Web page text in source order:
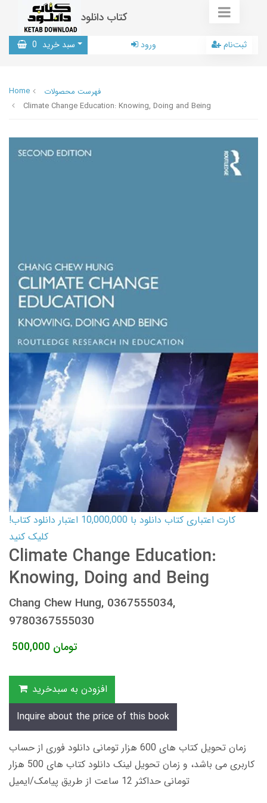
کتاب دانلود
سبد خرید 0 ورود ثبت‌نام
Home
فهرست محصولات
Climate Change Education: Knowing, Doing and Being
کارت اعتباری کتاب دانلود با 10,000,000 اعتبار دانلود کتاب!
کلیک کنید
Climate Change Education:
Knowing, Doing and Being
Chang Chew Hung, 0367555034,
9780367555030
500,000 تومان
افزودن به سبدخرید
Inquire about the price of this book
زمان تحویل کتاب های 600 هزار تومانی دانلود فوری از حساب
کاربری می باشد، و زمان تحویل لینک دانلود کتاب های 500 هزار
تومانی حداکثر 12 ساعت از طریق پیامک/ایمیل